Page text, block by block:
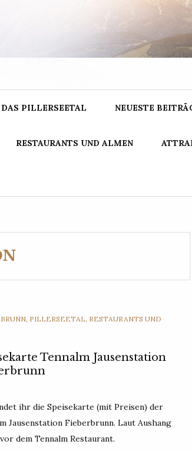
PILLERSEETAL NEUESTE
RESTAURANTS UND ALMEN
, PILLERSEETAL, RESTAURANTS UND
Tennalm Jausenstation
ihr die Speisekarte (mit Preisen) der
Jausenstation Fieberbrunn. Laut Aushang
dem Tennalm Restaurant.